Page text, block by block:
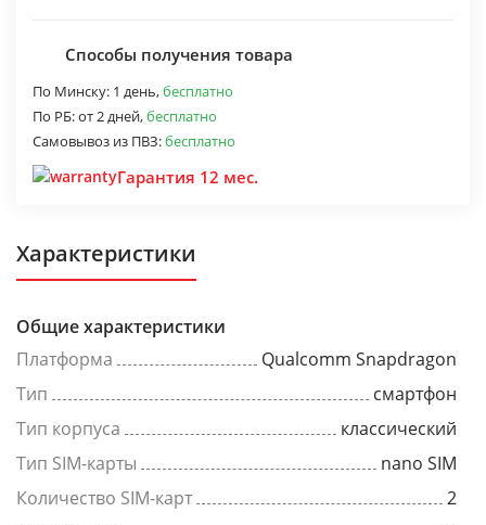
Способы получения товара
По Минску: 1 день,бесплатно
По РБ:от 2 дней,бесплатно
Самовывоз из ПВЗ:бесплатно
Гарантия 12 мес.
Характеристики
Общие характеристики
Платформа
Qualcomm Snapdragon
Тип
смартфон
Тип корпуса
классический
Тип SIM-карты
nano SIM
Количество SIM-карт
2